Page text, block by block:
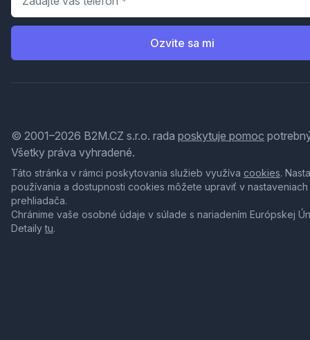
Ozvite sa mi
© 2001–2026 B2M.CZ s.r.o. rada poskytuje pomoc
Všetky práva vyhradené.
Táto stránka v rámci poskytovania služieb využíva cookies.
používania a dostupnosti cookies môžete upraviť v nastaveniach
prehliadača.
Chránime vaše osobné údaje v súlade s nariadením Európskej
Detailytu.